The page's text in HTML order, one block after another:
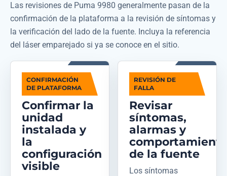
Las revisiones de Puma 9980 generalmente pasan de la
confirmación de la plataforma a la revisión de síntomas y
la verificación del lado de la fuente. Incluya la referencia
del láser emparejado si ya se conoce en el sitio.
CONFIRMACIÓN
DE PLATAFORMA
Confirmar la
unidad
instalada y
la
configuración
visible
REVISIÓN DE
FALLA
Revisar
síntomas,
alarmas y
de la fuente
Los síntomas